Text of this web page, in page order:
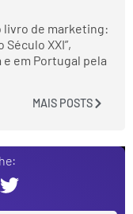
livro de marketing:
XXI”,
em Portugal pela
MAIS POSTS